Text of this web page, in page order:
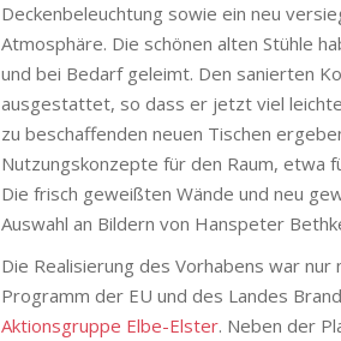
Deckenbeleuchtung sowie ein neu
Atmosphäre. Die schönen alten Stühle
und bei Bedarf geleimt. Den sanierten
ausgestattet, so dass er jetzt viel
zu beschaffenden neuen Tischen
Nutzungskonzepte für den Raum, etwa
Die frisch geweißten Wände und neu
Auswahl an Bildern von Hanspeter
Die Realisierung des Vorhabens war nur
Programm der EU und des Landes
Aktionsgruppe Elbe-Elster. Neben der